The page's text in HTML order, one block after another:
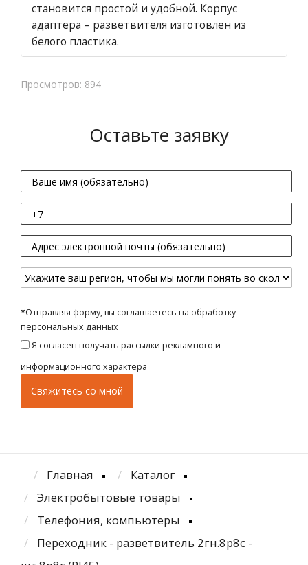
становится простой и удобной. Корпус
адаптера – разветвителя изготовлен из
белого пластика.
Просмотров: 894
Оставьте заявку
*Отправляя форму, вы соглашаетесь на обработку
персональных данных
Я согласен получать рассылки рекламного и
информационного характера
Главная
Каталог
Электробытовые товары
Телефония, компьютеры
Переходник - разветвитель 2гн.8p8c -